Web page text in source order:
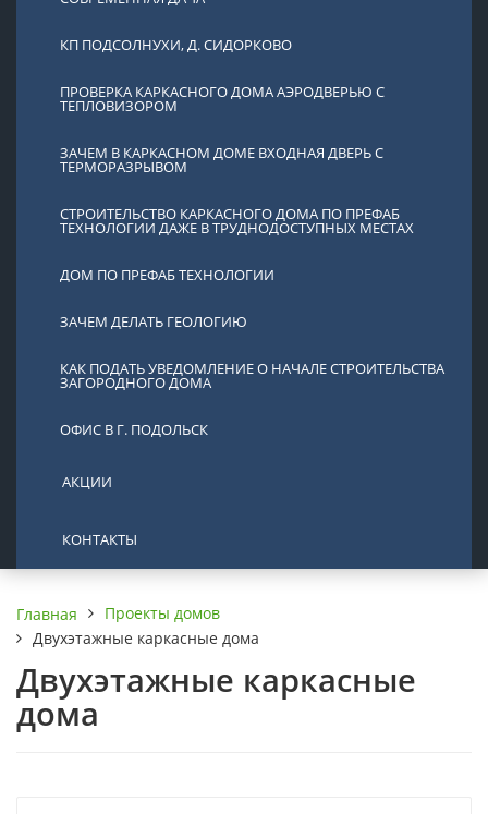
КП ПОДСОЛНУХИ, Д. СИДОРКОВО
ПРОВЕРКА КАРКАСНОГО ДОМА АЭРОДВЕРЬЮ С
ТЕПЛОВИЗОРОМ
ЗАЧЕМ В КАРКАСНОМ ДОМЕ ВХОДНАЯ ДВЕРЬ С
ТЕРМОРАЗРЫВОМ
СТРОИТЕЛЬСТВО КАРКАСНОГО ДОМА ПО ПРЕФАБ
ТЕХНОЛОГИИ ДАЖЕ В ТРУДНОДОСТУПНЫХ МЕСТАХ
ДОМ ПО ПРЕФАБ ТЕХНОЛОГИИ
ЗАЧЕМ ДЕЛАТЬ ГЕОЛОГИЮ
КАК ПОДАТЬ УВЕДОМЛЕНИЕ О НАЧАЛЕ СТРОИТЕЛЬСТВА
ЗАГОРОДНОГО ДОМА
ОФИС В Г. ПОДОЛЬСК
АКЦИИ
КОНТАКТЫ
Главная
Проекты домов
Двухэтажные каркасные дома
Двухэтажные каркасные
дома